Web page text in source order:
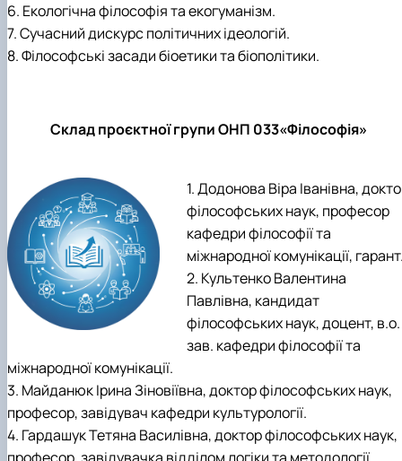
6. Екологічна філософія та екогуманізм.
7. Сучасний дискурс політичних ідеологій.
8. Філософські засади біоетики та біополітики.
Склад проєктної групи ОНП 033«Філософія»
1. Додонова Віра Іванівна,
філософських наук, професор
кафедри філософії та
міжнародної комунікації,
2. Культенко Валентина
Павлівна, кандидат
філософських наук, доцент, в.о.
зав. кафедри філософії та
міжнародної комунікації.
3. Майданюк Ірина Зіновіївна, доктор філософських наук,
професор, завідувач кафедри культурології.
4. Гардашук Тетяна Василівна, доктор філософських наук,